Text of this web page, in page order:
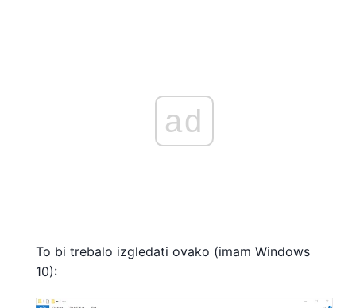
ad
To bi trebalo izgledati ovako (imam Windows
10):